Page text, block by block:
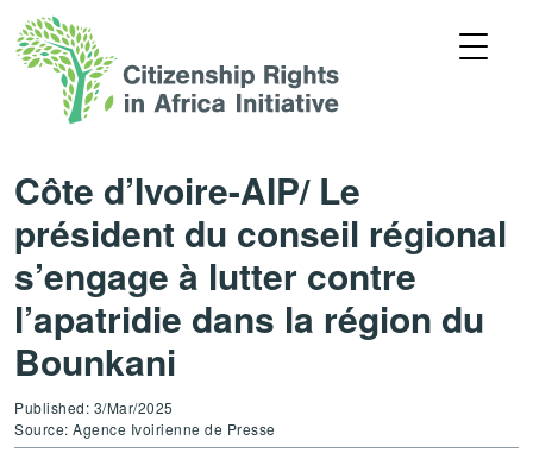
Côte d’Ivoire-AIP/ Le
président du conseil régional
s’engage à lutter contre
l’apatridie dans la région du
Bounkani
Published: 3/Mar/2025
Source: Agence Ivoirienne de Presse